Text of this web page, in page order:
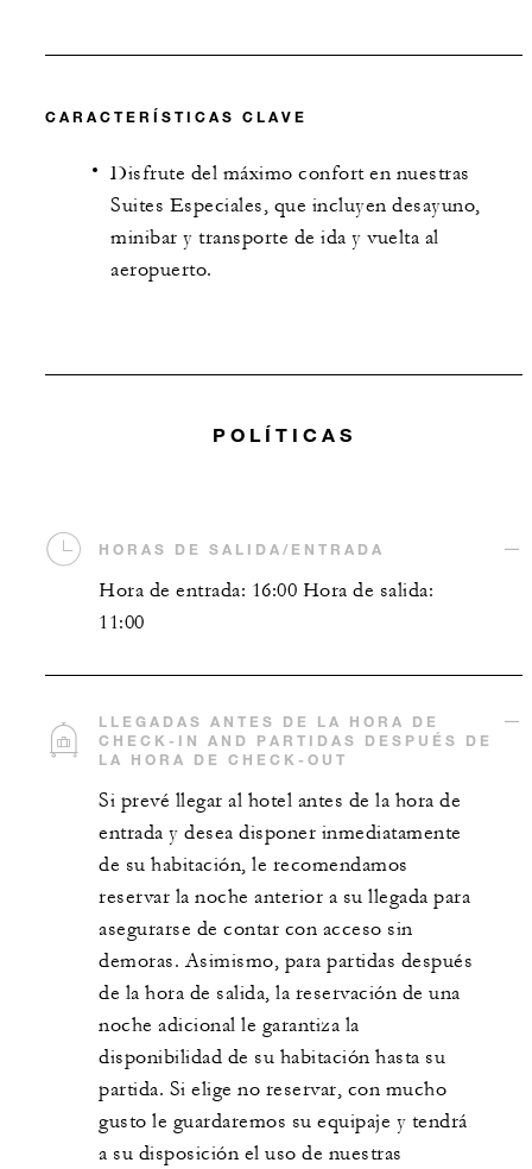
CARACTERÍSTICAS CLAVE
Disfrute del máximo confort en nuestras
Suites Especiales, que incluyen desayuno,
minibar y transporte de ida y vuelta al
aeropuerto.
POLÍTICAS
HORAS DE SALIDA/ENTRADA
Hora de entrada: 16:00 Hora de salida:
11:00
LLEGADAS ANTES DE LA HORA DE
CHECK-IN AND PARTIDAS DESPUÉS DE
LA HORA DE CHECK-OUT
Si prevé llegar al hotel antes de la hora de
entrada y desea disponer inmediatamente
de su habitación, le recomendamos
reservar la noche anterior a su llegada para
asegurarse de contar con acceso sin
demoras. Asimismo, para partidas después
de la hora de salida, la reservación de una
noche adicional le garantiza la
disponibilidad de su habitación hasta su
partida. Si elige no reservar, con mucho
gusto le guardaremos su equipaje y tendrá
a su disposición el uso de nuestras